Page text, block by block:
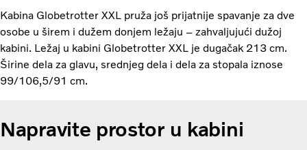
Kabina Globetrotter XXL pruža još prijatnije spavanje za dve
osobe u širem i dužem donjem ležaju – zahvaljujući dužoj
kabini. Ležaj u kabini Globetrotter XXL je dugačak 213 cm.
Širine dela za glavu, srednjeg dela i dela za stopala iznose
99/106,5/91 cm.
Napravite prostor u kabini